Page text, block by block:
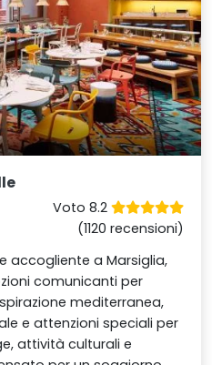
Voto 8.2
(1120 recensioni)
accogliente a Marsiglia,
comunicanti per
mediterranea,
e attenzioni speciali per
attività culturali e